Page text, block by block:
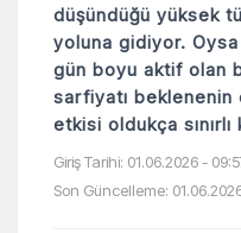
düşündüğü yüksek
yoluna gidiyor.
gün boyu aktif olan
sarfiyatı beklenenin
etkisi oldukça
Giriş Tarihi: 01.06.2026 -
Son Güncelleme: